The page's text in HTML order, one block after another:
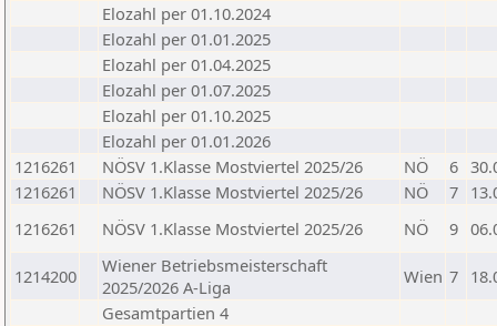
Elozahl per 01.10.2024
Elozahl per 01.01.2025
Elozahl per 01.04.2025
Elozahl per 01.07.2025
Elozahl per 01.10.2025
Elozahl per 01.01.2026
1216261
NÖSV 1.Klasse Mostviertel 2025/26 NÖ 6
1216261
NÖSV 1.Klasse Mostviertel 2025/26 NÖ 7
1216261
NÖSV 1.Klasse Mostviertel 2025/26 NÖ 9
1214200
Wiener Betriebsmeisterschaft
2025/2026 A-Liga
Wien 7
Gesamtpartien 4